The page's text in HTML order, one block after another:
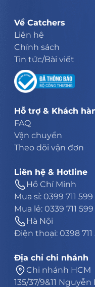
Về Catchers
Liên hệ
Chính sách
Tin tức/Bài viết
Hỗ trợ & Khách
FAQ
Vận chuyển
Theo dõi vận đơn
Liên hệ & Hotline
Hồ Chí Minh
Mua sỉ: 0399 711 599
Mua lẻ: 0339 711 599
Hà Nội
Điện thoại: 0398 711
Địa chỉ chi nhánh
Chi nhánh HCM
135/37/9&11